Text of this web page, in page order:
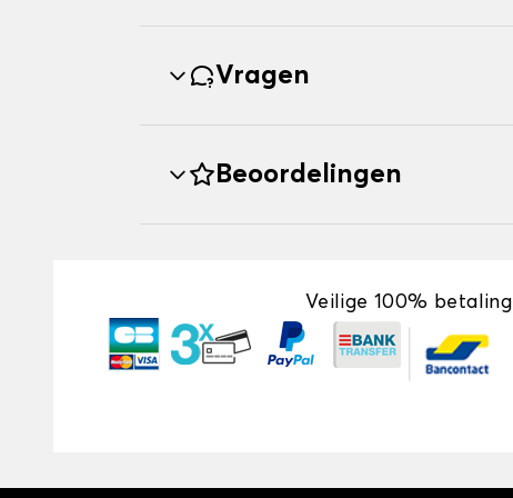
Vragen
Beoordelingen
Veilige 100% betaling